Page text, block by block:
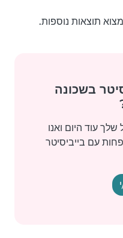
תוצאות נוספות.
בשכונה
עוד היום ואנו
עם בייביסיטר